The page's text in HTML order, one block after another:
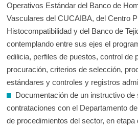
Operativos Estándar del Banco de
Vasculares del CUCAIBA, del Centro
Histocompatibilidad y del Banco de
contemplando entre sus ejes el
edilicia, perfiles de puestos, control de
procuración, criterios de selección,
estándares y controles y registros
Documentación de un instructivo
contrataciones con el Departamento
de procedimientos del sector, en etapa